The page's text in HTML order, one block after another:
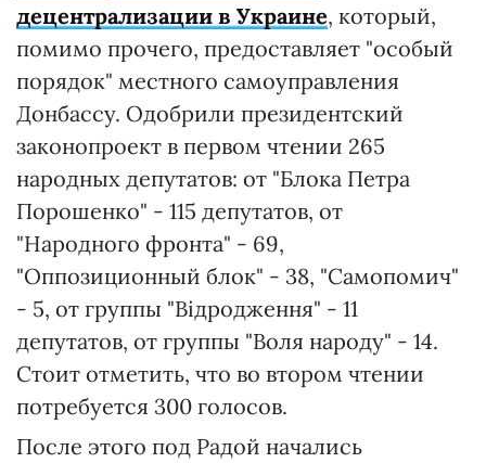
децентрализации в Украине, который,
помимо прочего, предоставляет "особый
порядок" местного самоуправления
Донбассу. Одобрили президентский
законопроект в первом чтении 265
народных депутатов: от "Блока Петра
Порошенко" - 115 депутатов, от
"Народного фронта" - 69,
"Оппозиционный блок" - 38, "Самопомич"
- 5, от группы "Відродження" - 11
депутатов, от группы "Воля народу" - 14.
Стоит отметить, что во втором чтении
потребуется 300 голосов.
После этого под Радой начались